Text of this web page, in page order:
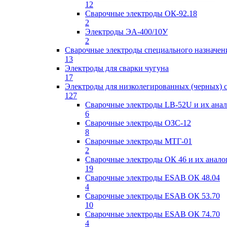
12
Сварочные электроды ОК-92.18
2
Электроды ЭА-400/10У
2
Сварочные электроды специального
13
Электроды для сварки чугуна
17
Электроды для низколегированных (черных)
127
Сварочные электроды LB-52U и их
6
Сварочные электроды ОЗС-12
8
Сварочные электроды МТГ-01
2
Сварочные электроды ОК 46 и их
19
Сварочные электроды ESAB ОК 48.04
4
Сварочные электроды ESAB ОК 53.70
10
Сварочные электроды ESAB ОК 74.70
4